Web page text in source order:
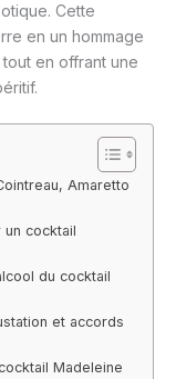
Cette
en un hommage
en offrant une
Amaretto
cocktail
du cocktail
et accords
Madeleine